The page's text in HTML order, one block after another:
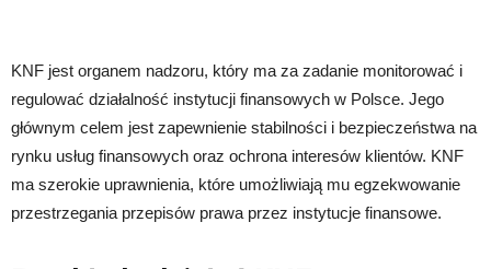
KNF jest organem nadzoru, który ma za zadanie monitorować i
regulować działalność instytucji finansowych w Polsce. Jego
głównym celem jest zapewnienie stabilności i bezpieczeństwa na
rynku usług finansowych oraz ochrona interesów klientów. KNF
ma szerokie uprawnienia, które umożliwiają mu egzekwowanie
przestrzegania przepisów prawa przez instytucje finansowe.